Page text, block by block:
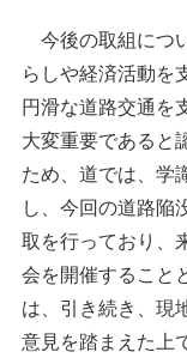
今後の取組につ
らしや経済活動を
円滑な道路交通を
大変重要であると
ため、道では、学
し、今回の道路陥
取を行っており、
会を開催すること
は、引き続き、現
意見を踏まえた上